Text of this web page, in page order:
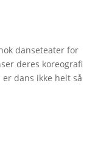
danseteater for
deres koreografi
dans ikke helt så